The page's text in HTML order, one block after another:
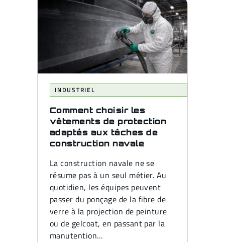
INDUSTRIEL
Comment choisir les
vêtements de protection
adaptés aux tâches de
construction navale
La construction navale ne se
résume pas à un seul métier. Au
quotidien, les équipes peuvent
passer du ponçage de la fibre de
verre à la projection de peinture
ou de gelcoat, en passant par la
manutention…